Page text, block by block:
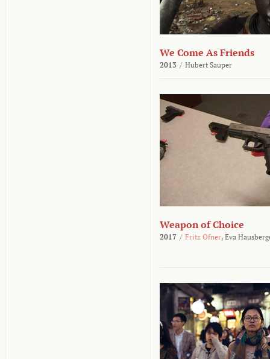
We Come As Friends
2013 / Hubert Sauper
Weapon of Choice
2017 / Fritz Ofner, Eva